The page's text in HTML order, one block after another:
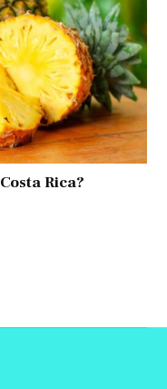
Rica?